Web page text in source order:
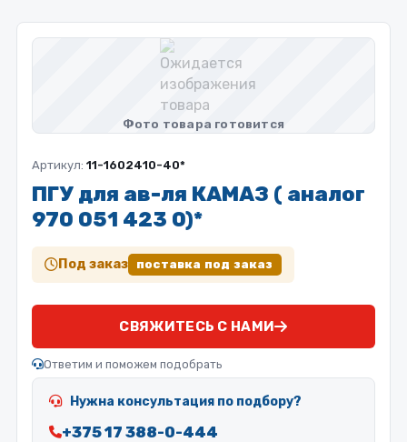
Артикул: 11-1602410-40*
ПГУ для ав-ля КАМАЗ ( аналог
970 051 423 0)*
Под заказ поставка под заказ
СВЯЖИТЕСЬ С НАМИ
Ответим и поможем подобрать
Нужна консультация по подбору?
+375 17 388-0-444